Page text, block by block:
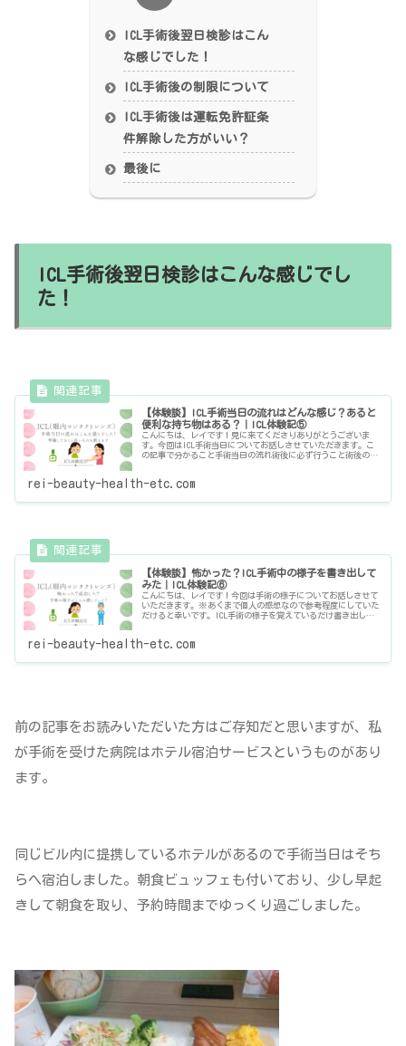
ICL手術後翌日検診はこん
な感じでした！
ICL手術後の制限について
ICL手術後は運転免許証条
件解除した方がいい？
最後に
ICL手術後翌日検診はこんな感じでし
た！
【体験談】ICL手術当日の流れはどんな感じ？あると
便利な持ち物はある？｜ICL体験記⑤
こんにちは、レイです！見に来てくださりありがとうございま
す。今回はICL手術当日についてお話しさせていただきます。こ
の記事で分かること手術当日の流れ術後に必ず行うこと術後の提
rei-beauty-health-etc.com
【体験談】怖かった？ICL手術中の様子を書き出して
みた｜ICL体験記⑥
こんにちは、レイです！今回は手術の様子についてお話しさせて
いただきます。※あくまで個人の感想なので参考程度にしていた
だけると幸いです。ICL手術の様子を覚えているだけ書き出して
rei-beauty-health-etc.com
前の記事をお読みいただいた方はご存知だと思いますが、私
が手術を受けた病院はホテル宿泊サービスというものがあり
ます。
同じビル内に提携しているホテルがあるので手術当日はそち
らへ宿泊しました。朝食ビュッフェも付いており、少し早起
きして朝食を取り、予約時間までゆっくり過ごしました。